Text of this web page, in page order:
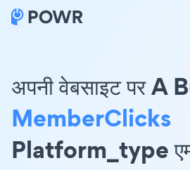
अपनी वेबसाइट पर A
MemberClicks
Platform_type